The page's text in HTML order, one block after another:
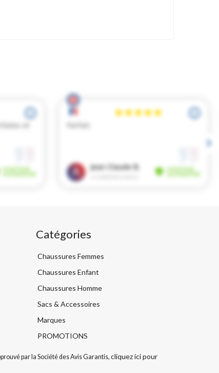
Catégories
Chaussures Femmes
Chaussures Enfant
Chaussures Homme
Sacs & Accessoires
Marques
PROMOTIONS
par la Société des Avis Garantis,cliquez ici pour